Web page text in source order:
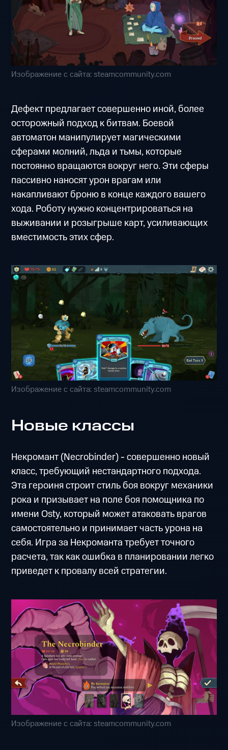
Изображение с сайта: steamcommunity.com
Дефект предлагает совершенно иной, более
осторожный подход к битвам. Боевой
автоматон манипулирует магическими
сферами молний, льда и тьмы, которые
постоянно вращаются вокруг него. Эти сферы
пассивно наносят урон врагам или
накапливают броню в конце каждого вашего
хода. Роботу нужно концентрироваться на
выживании и розыгрыше карт, усиливающих
вместимость этих сфер.
Изображение с сайта: steamcommunity.com
Новые классы
Некромант (Necrobinder) - совершенно новый
класс, требующий нестандартного подхода.
Эта героиня строит стиль боя вокруг механики
рока и призывает на поле боя помощника по
имени Osty, который может атаковать врагов
самостоятельно и принимает часть урона на
себя. Игра за Некроманта требует точного
расчета, так как ошибка в планировании легко
приведет к провалу всей стратегии.
Изображение с сайта: steamcommunity.com